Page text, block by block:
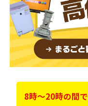
8時～20時の間